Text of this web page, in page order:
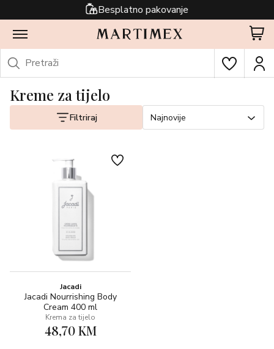
Besplatno pakovanje
Kreme za tijelo
Filtriraj Najnovije
Jacadi
Jacadi Nourrishing Body
Cream 400 ml
Krema za tijelo
48,70 KM